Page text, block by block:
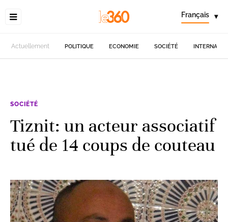
Français ▾
Actuellement POLITIQUE ECONOMIE SOCIÉTÉ
SOCIÉTÉ
Tiznit: un acteur associatif
tué de 14 coups de couteau